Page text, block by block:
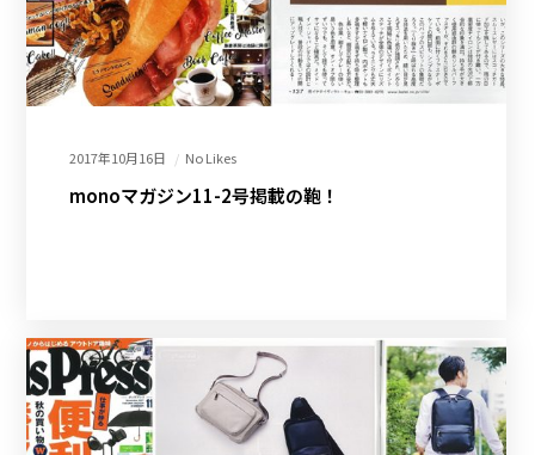
2017年10月16日 No Likes
monoマガジン11-2号掲載の鞄！